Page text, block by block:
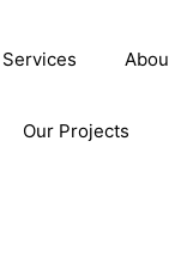
Services
Our Projects